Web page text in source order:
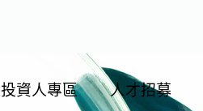
投資人專區 人才招募